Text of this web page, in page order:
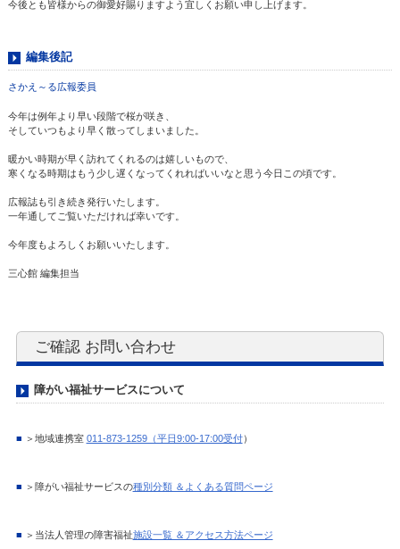
今後とも皆様からの御愛好賜りますよう宜しくお願い申し上げます。
編集後記
さかえ～る広報委員
今年は例年より早い段階で桜が咲き、
そしていつもより早く散ってしまいました。
暖かい時期が早く訪れてくれるのは嬉しいもので、
寒くなる時期はもう少し遅くなってくれればいいなと思う今日この頃です。
広報誌も引き続き発行いたします。
一年通してご覧いただければ幸いです。
今年度もよろしくお願いいたします。
三心館 編集担当
ご確認 お問い合わせ
障がい福祉サービスについて
■ ＞地域連携室 011-873-1259（平日9:00-17:00受付）
■ ＞障がい福祉サービスの種別分類 ＆よくある質問ページ
■ ＞当法人管理の障害福祉施設一覧 ＆アクセス方法ページ